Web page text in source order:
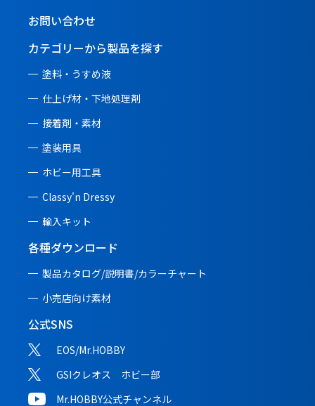
お問い合わせ
カテゴリーから製品を探す
塗料・うすめ液
仕上げ材・下地処理剤
接着剤・素材
塗装用具
ホビー用工具
Classy'n Dressy
輸入キット
各種ダウンロード
製品カタログ/説明書/カラーチャート
小売店向け素材
公式SNS
EOS/Mr.HOBBY
GSIクレオス ホビー部
Mr.HOBBY公式チャンネル